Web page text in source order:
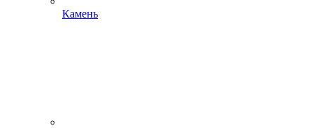
Камень